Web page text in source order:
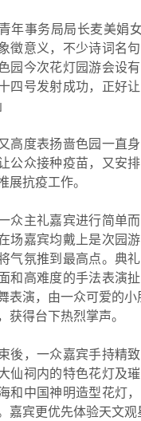
年事务局局长麦美娟
徵意义，不少诗词名
园今次花灯园游会设
四号发射成功，正好
高度表扬啬色园一直
公众接种疫苗，又安
展抗疫工作。
众主礼嘉宾进行简单
场嘉宾均戴上是次园
气氛推到最高点。典
和高难度的手法表演
表演，由一众可爱的
获得台下热烈掌声。
後，一众嘉宾手持精
仙祠内的特色花灯及
和中国神明造型花灯
嘉宾更优先体验天文观